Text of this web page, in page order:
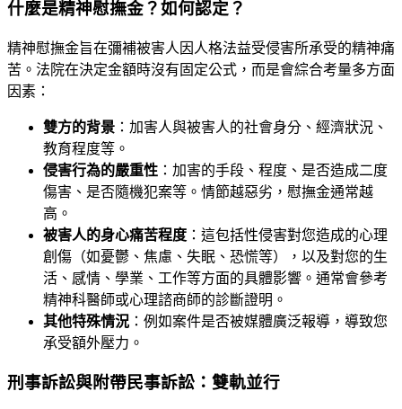
什麼是精神慰撫金？如何認定？
精神慰撫金旨在彌補被害人因人格法益受侵害所承受的精神痛
苦。法院在決定金額時沒有固定公式，而是會綜合考量多方面
因素：
雙方的背景 ：加害人與被害人的社會身分、經濟狀況、
教育程度等。
侵害行為的嚴重性 ：加害的手段、程度、是否造成二度
傷害、是否隨機犯案等。情節越惡劣，慰撫金通常越
高。
被害人的身心痛苦程度 ：這包括性侵害對您造成的心理
創傷（如憂鬱、焦慮、失眠、恐慌等），以及對您的生
活、感情、學業、工作等方面的具體影響。通常會參考
精神科醫師或心理諮商師的診斷證明。
其他特殊情況 ：例如案件是否被媒體廣泛報導，導致您
承受額外壓力。
刑事訴訟與附帶民事訴訟：雙軌並行